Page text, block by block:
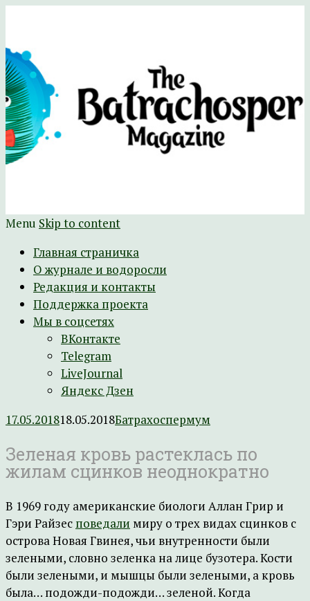
The Batrachospermum Magazine
Батрахоспермум (официальный сайт)
Menu Skip to content
Главная страничка
О журнале и водоросли
Редакция и контакты
Поддержка проекта
Мы в соцсетях
ВКонтакте
Telegram
LiveJournal
Яндекс Дзен
17.05.201818.05.2018Батрахоспермум
Зеленая кровь растеклась по
жилам сцинков неоднократно
В 1969 году американские биологи Аллан Грир и
Гэри Райзес поведали миру о трех видах сцинков с
острова Новая Гвинея, чьи внутренности были
зелеными, словно зеленка на лице бузотера. Кости
были зелеными, и мышцы были зелеными, а кровь
была… подожди-подожди… зеленой. Когда